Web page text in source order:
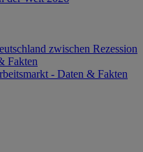
zwischen Rezession
Fakten
- Daten & Fakten